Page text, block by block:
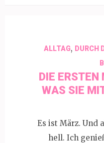
ALLTAG, DURCH
DIE ERSTEN
WAS SIE
Es ist März. Und
hell. Ich